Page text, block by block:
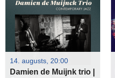
14. augusts, 20:00
Damien de Muijnk trio |